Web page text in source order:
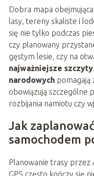
Dobra mapa obejmująca
lasy, tereny skaliste i
się nie tylko podczas
czy planowany
gęstym lesie, czy na
najważniejsze szczyty
narodowychpomagają
obowiązują szczególne
rozbijania namiotu czy
Jak
samochodem
Planowanie trasy przez
GPS często kończy się